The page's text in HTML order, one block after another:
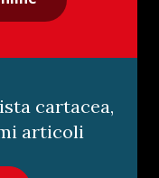
cartacea,
articoli